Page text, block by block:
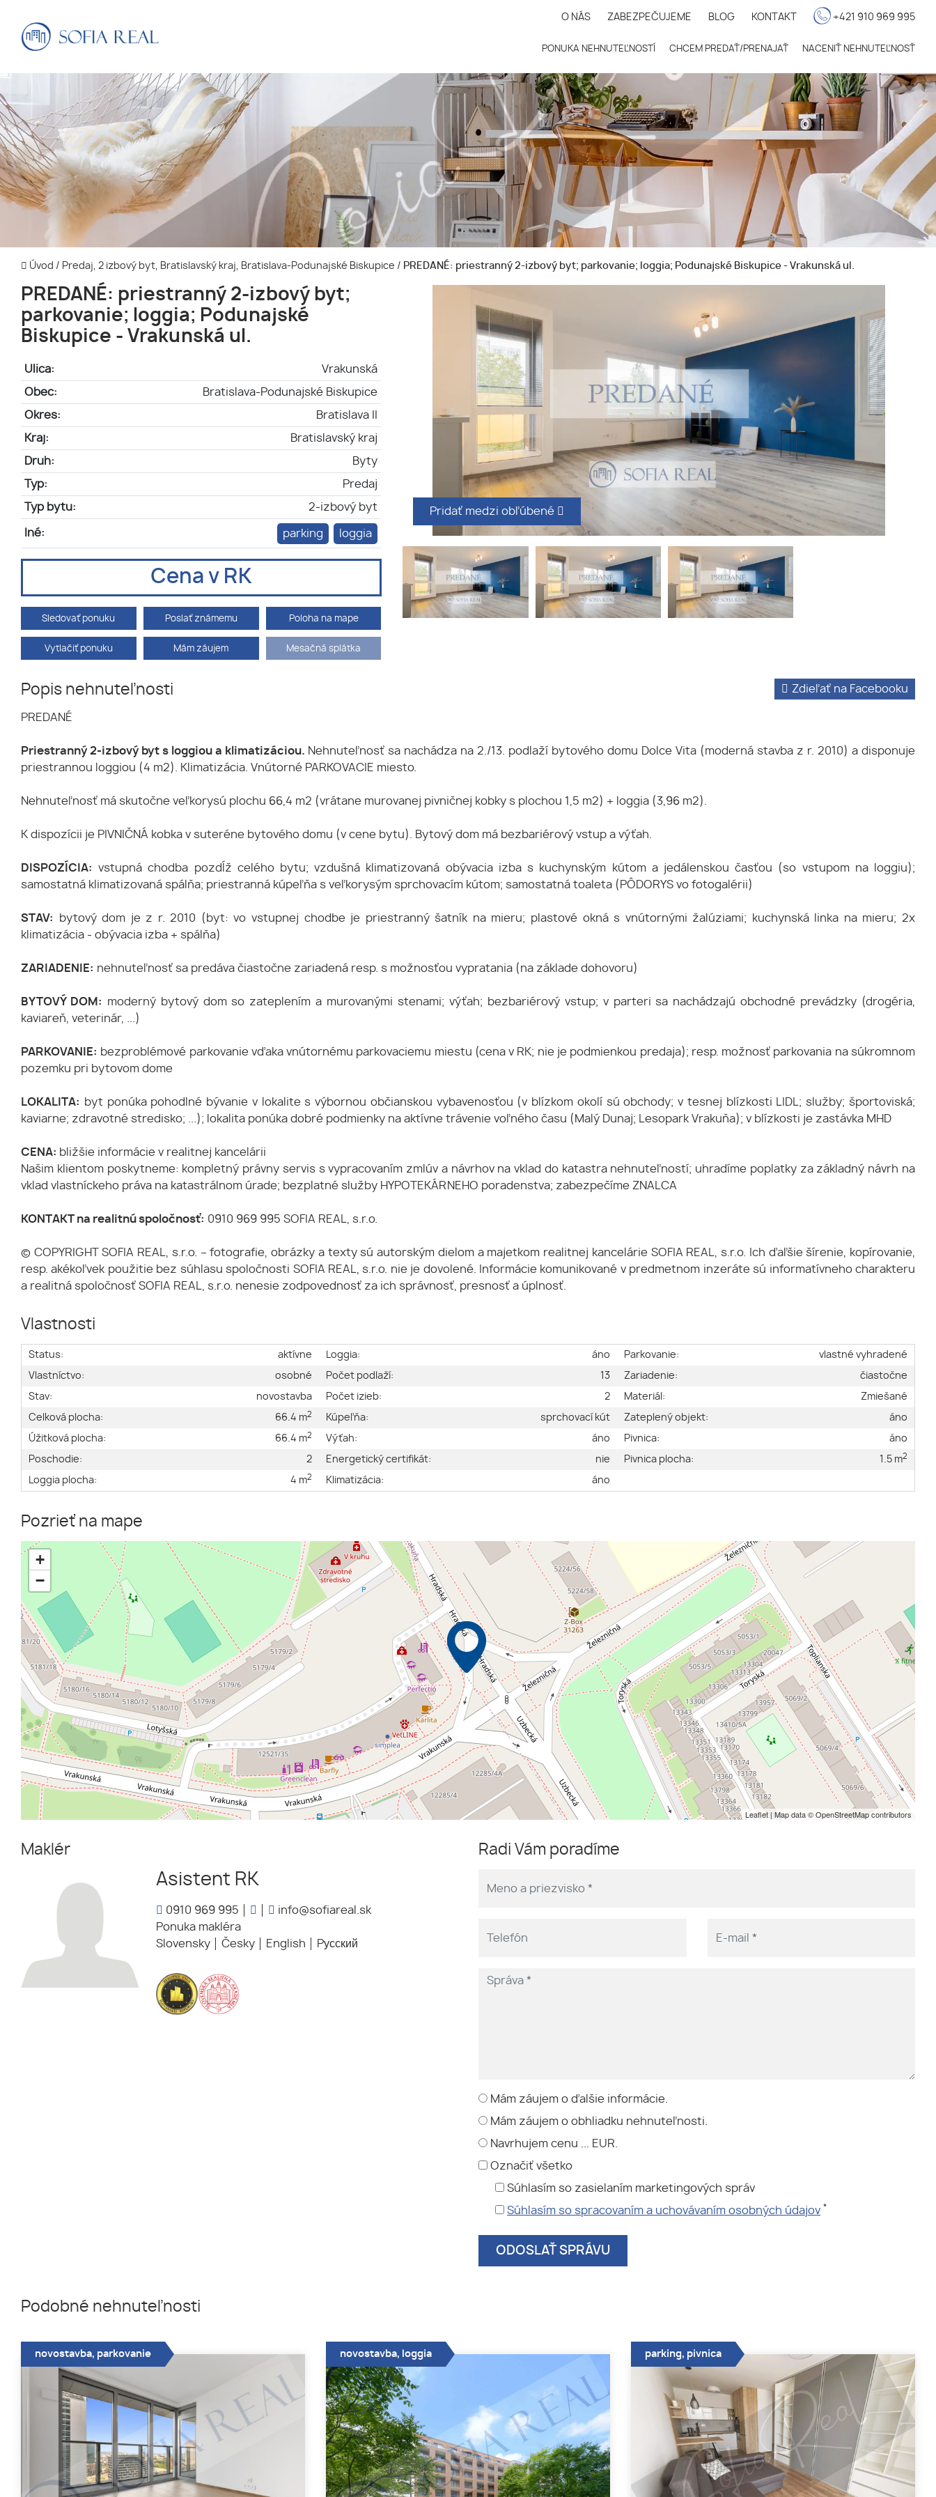
O NÁS ZABEZPEČUJEME BLOG KONTAKT +421 910 969 995
PONUKA NEHNUTEĽNOSTÍ CHCEM PREDAŤ/PRENAJAŤ NACENIŤ NEHNUTEĽNOSŤ
Úvod / Predaj, 2 izbový byt, Bratislavský kraj, Bratislava-Podunajské Biskupice / PREDANÉ: priestranný 2-izbový byt; parkovanie; loggia; Podunajské Biskupice - Vrakunská ul.
PREDANÉ: priestranný 2-izbový byt;
parkovanie; loggia; Podunajské
Biskupice - Vrakunská ul.
Ulica: Vrakunská
Obec: Bratislava-Podunajské Biskupice
Okres: Bratislava II
Kraj: Bratislavský kraj
Druh: Byty
Typ: Predaj
Typ bytu: 2-izbový byt
Iné: parking loggia
Cena v RK
Sledovať ponuku Poslať známemu Poloha na mape
Vytlačiť ponuku Mám záujem Mesačná splátka
Pridať medzi obľúbené
Popis nehnuteľnosti Zdieľať na Facebooku
PREDANÉ
Priestranný 2-izbový byt s loggiou a klimatizáciou. Nehnuteľnosť sa nachádza na 2./13. podlaží bytového domu Dolce Vita (moderná stavba z r. 2010) a disponuje
priestrannou loggiou (4 m2). Klimatizácia. Vnútorné PARKOVACIE miesto.
Nehnuteľnosť má skutočne veľkorysú plochu 66,4 m2 (vrátane murovanej pivničnej kobky s plochou 1,5 m2) + loggia (3,96 m2).
K dispozícii je PIVNIČNÁ kobka v suteréne bytového domu (v cene bytu). Bytový dom má bezbariérový vstup a výťah.
DISPOZÍCIA:
vstupná chodba pozdĺž celého bytu; vzdušná klimatizovaná obývacia izba s kuchynským kútom a jedálenskou časťou (so vstupom na loggiu);
samostatná klimatizovaná spálňa; priestranná kúpeľňa s veľkorysým sprchovacím kútom; samostatná toaleta (PÔDORYS vo fotogalérii)
STAV:
bytový dom je z r. 2010 (byt: vo vstupnej chodbe je priestranný šatník na mieru; plastové okná s vnútornými žalúziami; kuchynská linka na mieru; 2x
klimatizácia - obývacia izba + spálňa)
ZARIADENIE: nehnuteľnosť sa predáva čiastočne zariadená resp. s možnosťou vypratania (na základe dohovoru)
BYTOVÝ DOM:
moderný bytový dom so zateplením a murovanými stenami; výťah; bezbariérový vstup; v parteri sa nachádzajú obchodné prevádzky (drogéria,
kaviareň, veterinár, ...)
PARKOVANIE: bezproblémové parkovanie vďaka vnútornému parkovaciemu miestu (cena v RK; nie je podmienkou predaja); resp. možnosť parkovania na súkromnom
pozemku pri bytovom dome
LOKALITA:
byt ponúka pohodlné bývanie v lokalite s výbornou občianskou vybavenosťou (v blízkom okolí sú obchody; v tesnej blízkosti LIDL; služby; športoviská;
kaviarne; zdravotné stredisko; ...); lokalita ponúka dobré podmienky na aktívne trávenie voľného času (Malý Dunaj; Lesopark Vrakuňa); v blízkosti je zastávka MHD
CENA: bližšie informácie v realitnej kancelárii
Našim klientom poskytneme: kompletný právny servis s vypracovaním zmlúv a návrhov na vklad do katastra nehnuteľností; uhradíme poplatky za základný návrh na
vklad vlastníckeho práva na katastrálnom úrade; bezplatné služby HYPOTEKÁRNEHO poradenstva; zabezpečíme ZNALCA
KONTAKT na realitnú spoločnosť: 0910 969 995 SOFIA REAL, s.r.o.
© COPYRIGHT SOFIA REAL, s.r.o. – fotografie, obrázky a texty sú autorským dielom a majetkom realitnej kancelárie SOFIA REAL, s.r.o. Ich ďaľšie šírenie, kopírovanie,
resp. akékoľvek použitie bez súhlasu spoločnosti SOFIA REAL, s.r.o. nie je dovolené. Informácie komunikované v predmetnom inzeráte sú informatívneho charakteru
a realitná spoločnosť SOFIA REAL, s.r.o. nenesie zodpovednosť za ich správnosť, presnosť a úplnosť.
Vlastnosti
Status:
aktívne
Vlastníctvo:
osobné
Stav:
novostavba
Celková plocha:
66.4 m2
Úžitková plocha: 66.4 m2
Poschodie:
2
Loggia plocha:
4 m2
Loggia:
áno
Počet podlaží:
13
Počet izieb:
2
Kúpeľňa:
sprchovací kút
Výťah:
áno
Energetický certifikát:
nie
Klimatizácia:
áno
Parkovanie:
vlastné vyhradené
Zariadenie:
čiastočne
Materiál:
Zmiešané
Zateplený objekt:
áno
Pivnica:
áno
Pivnica plocha:
1.5 m2
Pozrieť na mape
+
−
Leaflet| Map data ©OpenStreetMapcontributors
Maklér
Asistent RK
0910 969 995
info@sofiareal.sk
Ponuka makléra
Slovensky
Česky English Pусский
Radi Vám poradíme
Mám záujem o ďalšie informácie.
Mám záujem o obhliadku nehnuteľnosti.
Navrhujem cenu ... EUR.
Označiť všetko
Súhlasím so zasielaním marketingových správ
Súhlasím so spracovaním a uchovávaním osobných údajov *
Podobné nehnuteľnosti
novostavba, parkovanie novostavba, loggia parking, pivnica